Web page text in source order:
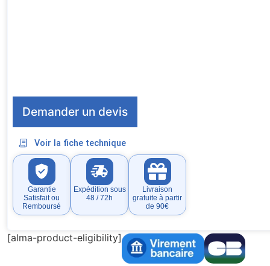
Demander un devis
Voir la fiche technique
Garantie
Satisfait ou
Remboursé
Expédition sous
48 / 72h
Livraison
gratuite à partir
de 90€
[alma-product-eligibility]